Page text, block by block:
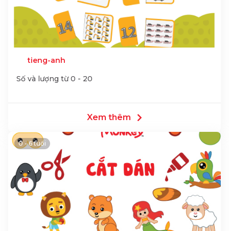
tieng-anh
Số và lượng từ 0 - 20
Xem thêm
0 - 6 tuổi